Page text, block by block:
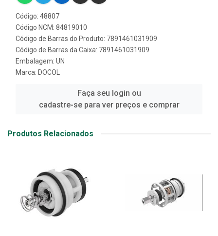
Código: 48807
Código NCM: 84819010
Código de Barras do Produto: 7891461031909
Código de Barras da Caixa: 7891461031909
Embalagem: UN
Marca: DOCOL
Faça seu login ou
cadastre-se para ver preços e comprar
Produtos Relacionados